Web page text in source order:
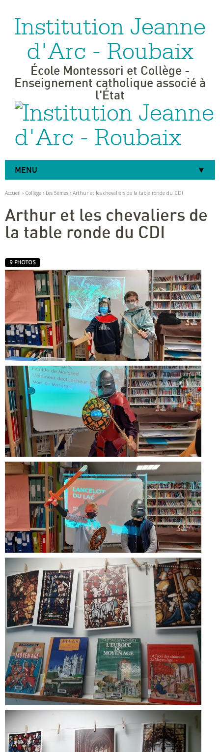
Outils
personnels
Institution Jeanne
d'Arc - Roubaix
École Montessori et Collège -
Enseignement catholique associé à
l'État
MENU
Accueil › Collège › Les 5èmes › Arthur et les chevaliers de la table ronde du CDI
Arthur et les chevaliers de
la table ronde du CDI
9 PHOTOS